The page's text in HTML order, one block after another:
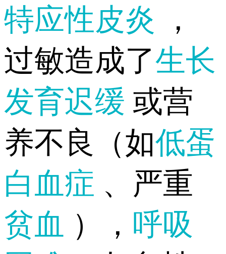
特应性皮炎
，
过敏造成了生长
发育迟缓 或营
养不良（如低蛋
白血症 、严重
贫血 ）， 呼吸